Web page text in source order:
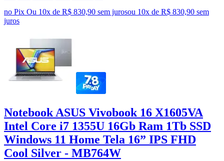
no Pix Ou 10x de R$ 830,90 sem jurosou 10x de R$ 830,90 sem
juros
Notebook ASUS Vivobook 16 X1605VA
Intel Core i7 1355U 16Gb Ram 1Tb SSD
Windows 11 Home Tela 16” IPS FHD
Cool Silver - MB764W